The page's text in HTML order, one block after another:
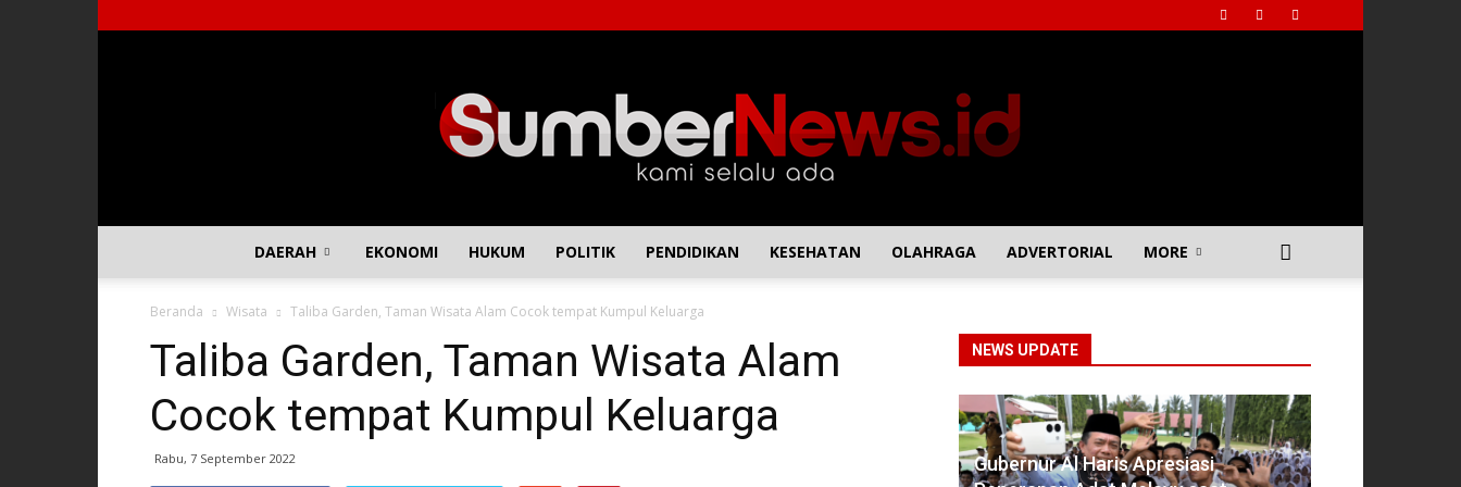
DAERAH EKONOMI HUKUM POLITIK PENDIDIKAN KESEHATAN OLAHRAGA ADVERTORIAL MORE
Beranda Wisata Taliba Garden, Taman Wisata Alam Cocok tempat Kumpul Keluarga
Taliba Garden, Taman Wisata Alam
Cocok tempat Kumpul Keluarga
Rabu, 7 September 2022
NEWS UPDATE
Gubernur Al Haris Apresiasi